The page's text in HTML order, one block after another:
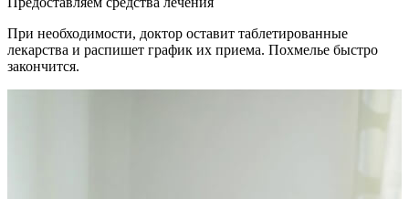
При необходимости, доктор оставит таблетированные
лекарства и распишет график их приема. Похмелье быстро
закончится.